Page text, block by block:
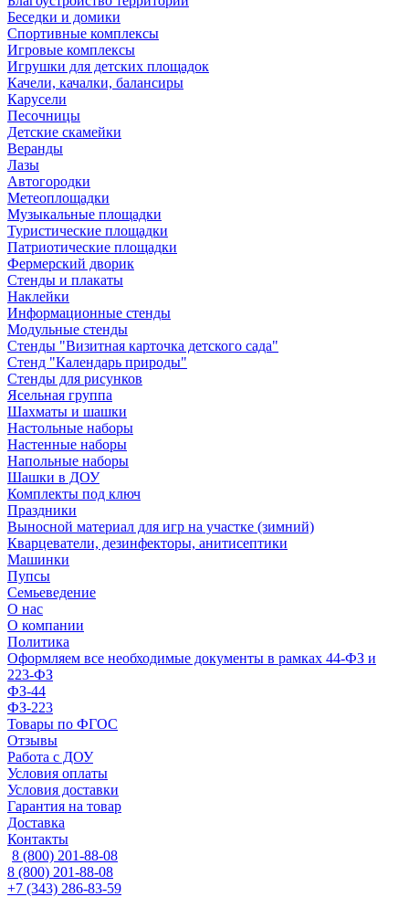
Беседки и домики
Спортивные комплексы
Игровые комплексы
Игрушки для детских площадок
Качели, качалки, балансиры
Карусели
Песочницы
Детские скамейки
Веранды
Лазы
Автогородки
Метеоплощадки
Музыкальные площадки
Туристические площадки
Патриотические площадки
Фермерский дворик
Стенды и плакаты
Наклейки
Информационные стенды
Модульные стенды
Стенды "Визитная карточка детского сада"
Стенд "Календарь природы"
Стенды для рисунков
Ясельная группа
Шахматы и шашки
Настольные наборы
Настенные наборы
Напольные наборы
Шашки в ДОУ
Комплекты под ключ
Праздники
Выносной материал для игр на участке (зимний)
Кварцеватели, дезинфекторы, анитисептики
Машинки
Пупсы
Семьеведение
О нас
О компании
Политика
Оформляем все необходимые документы в рамках 44-ФЗ и
223-ФЗ
ФЗ-44
ФЗ-223
Товары по ФГОС
Отзывы
Работа с ДОУ
Условия оплаты
Условия доставки
Гарантия на товар
Доставка
Контакты
8 (800) 201-88-08
8 (800) 201-88-08
+7 (343) 286-83-59